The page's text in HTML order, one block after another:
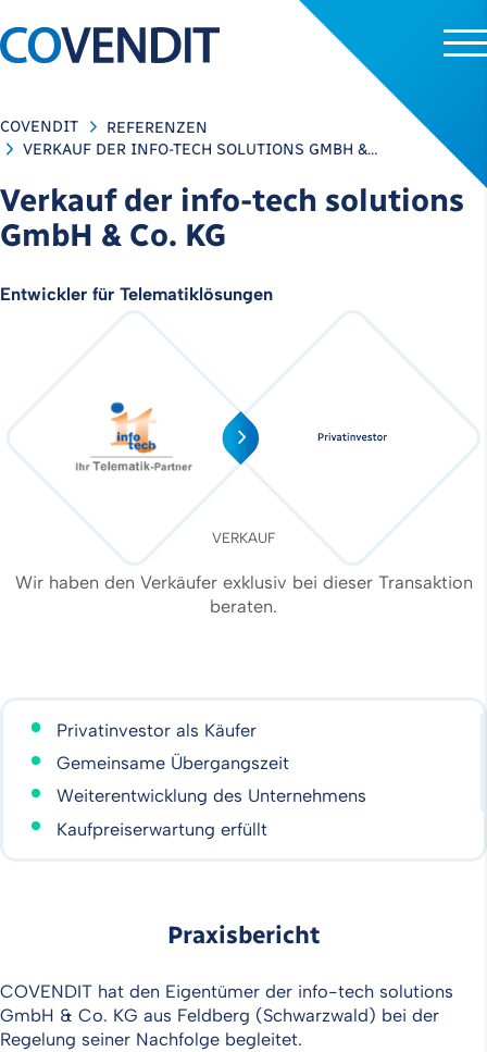
VERKAUF
Wir haben den Verkäufer exklusiv bei dieser Transaktion
beraten.
COVENDIT
REFERENZEN
VERKAUF DER INFO-TECH SOLUTIONS GMBH &…
Verkauf der info-tech solutions
GmbH & Co. KG
Entwickler für Telematiklösungen
Privatinvestor als Käufer
Gemeinsame Übergangszeit
Weiterentwicklung des Unternehmens
Kaufpreiserwartung erfüllt
Praxisbericht
COVENDIT hat den Eigentümer der info-tech solutions
GmbH & Co. KG aus Feldberg (Schwarzwald) bei der
Regelung seiner Nachfolge begleitet.